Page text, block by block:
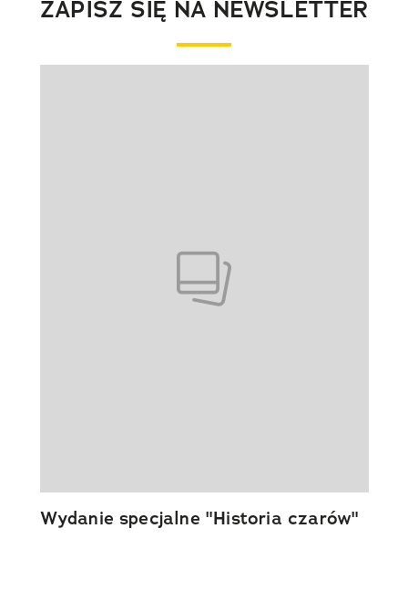
ZAPISZ SIĘ NA NEWSLETTER
Wydanie specjalne "Historia czarów"